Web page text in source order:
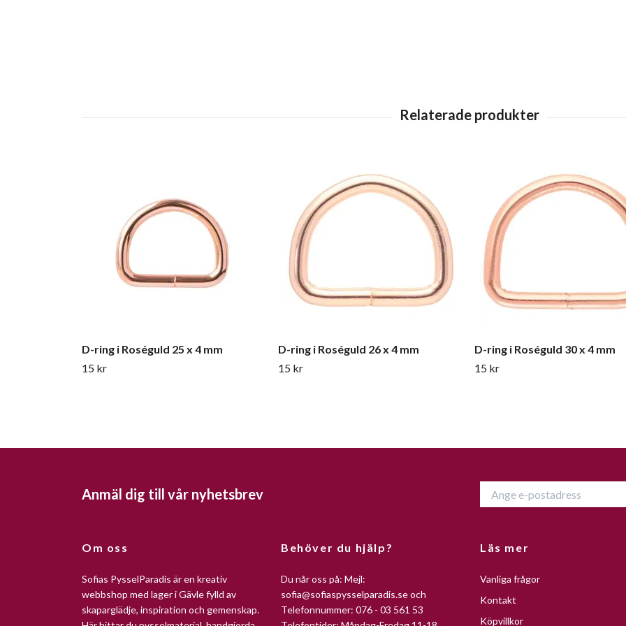
D-ring i Roséguld 25 x 4 mm
15 kr
D-ring i Roséguld 26 x 4 mm
15 kr
D-ring i Roséguld 30 x 4 mm
15 kr
Anmäl dig till vår nyhetsbrev
Om oss
Sofias PysselParadis är en kreativ
webbshop med lager i Gävle fylld av
skaparglädje, inspiration och gemenskap.
Behöver du hjälp?
Du når oss på: Mejl:
sofia@sofiaspysselparadis.seoch
Telefonnummer: 076 - 03 561 53
Läs mer
Vanliga frågor
Kontakt
Köpvillkor